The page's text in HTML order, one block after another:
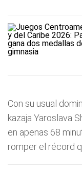
Con su usual
kazaja Yaroslava
en apenas 68
romper el récord